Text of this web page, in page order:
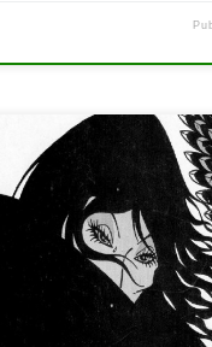
Comès, illustrateur
et internationale, qui
une soirée. Pour tous
dédicace